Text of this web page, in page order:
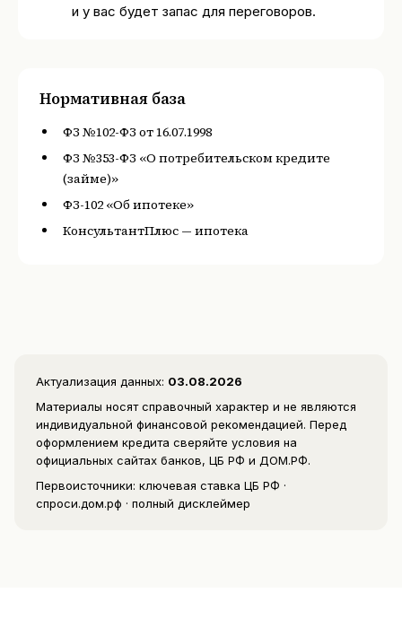
и у вас будет запас для переговоров.
Нормативная база
ФЗ №102-ФЗ от 16.07.1998
ФЗ №353-ФЗ «О потребительском кредите
(займе)»
ФЗ-102 «Об ипотеке»
КонсультантПлюс — ипотека
Актуализация данных: 03.08.2026
Материалы носят справочный характер и не являются
индивидуальной финансовой рекомендацией. Перед
оформлением кредита сверяйте условия на
официальных сайтах банков, ЦБ РФ и ДОМ.РФ.
Первоисточники: ключевая ставка ЦБ РФ ·
спроси.дом.рф · полный дисклеймер